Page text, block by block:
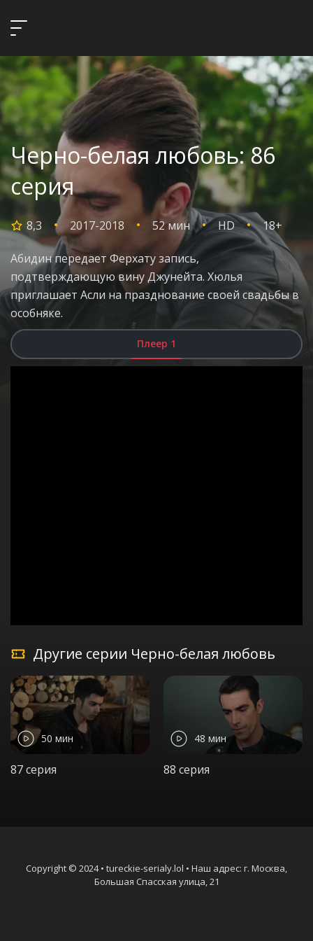
Черно-белая любовь: 86
серия
8,3 2017-2018 52 мин HD 18+
Абидин передает Ферхату запись,
подтверждающую вину Джунейта. Хюлья
приглашает Асли на празднование своей свадьбы в
особняке.
Плеер 1
Другие серии Черно-белая любовь
50 мин
87 серия
48 мин
88 серия
Copyright © 2024 • tureckie-serialy.lol • Наш адрес: г. Москва,
Большая Спасская улица, 21